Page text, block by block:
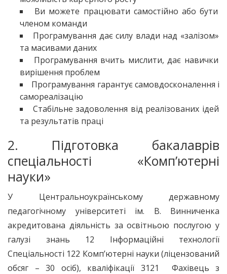
Ви можете працювати самостійно або бути
членом команди
Програмування дає силу влади над «залізом»
та масивами даних
Програмування вчить мислити, дає навички
вирішення проблем
Програмування гарантує самовдосконалення і
самореалізацію
Стабільне задоволення від реалізованих ідей
та результатів праці
2. Підготовка бакалаврів
спеціальності «Комп’ютерні
науки»
У Центральноукраїнському державному
педагогічному університеті ім. В. Винниченка
акредитована діяльність за освітньою послугою у
галузі знань 12 Інформаційні технології
Спеціальності 122 Комп’ютерні науки (ліцензований
обсяг – 30 осіб), кваліфікації 3121 Фахівець з